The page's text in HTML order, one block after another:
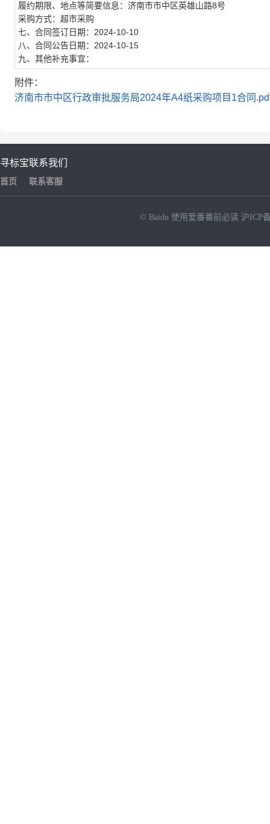
履约期限、地点等简要信息：济南市市中区英雄山路8号
采购方式：超市采购
七、合同签订日期：2024-10-10
八、合同公告日期：2024-10-15
九、其他补充事宜：
附件：
济南市市中区行政审批服务局2024年A4纸采购项目1合同
寻标宝
首页
联系我们
联系客服
© Baidu 使用爱番番前必读 沪ICP